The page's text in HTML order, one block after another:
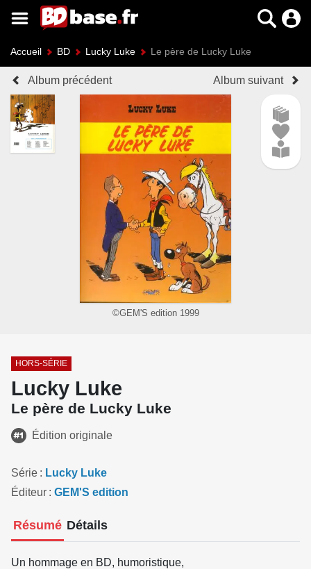
Accueil BD Lucky Luke Le père de Lucky Luke
Album précédent Album suivant
©GEM'S edition 1999
HORS-SÉRIE
Lucky Luke
Le père de Lucky Luke
Édition originale
Série
Lucky Luke
Éditeur
GEM'S edition
Résumé Détails
Un hommage en BD, humoristique,